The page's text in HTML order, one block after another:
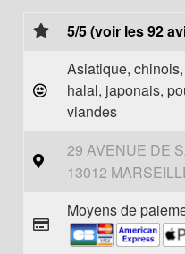
5/5 (voir les 92
Asiatique,
halal, japonais,
viandes
29 AVENUE DE
13012
Moyens de